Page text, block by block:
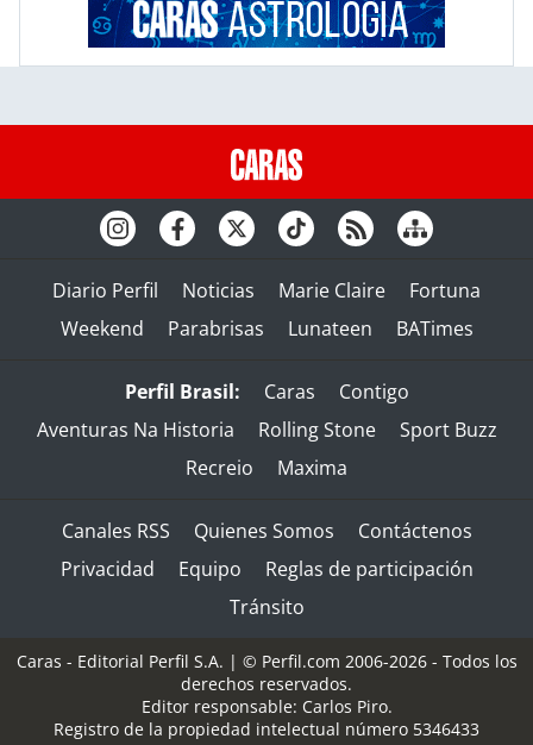
Diario Perfil Noticias Marie Claire
Fortuna
Weekend
Parabrisas Lunateen BATimes
Perfil Brasil: Caras
Contigo
Aventuras Na Historia
Rolling Stone
Sport Buzz
Recreio
Maxima
Canales RSS Quienes Somos
Contáctenos
Privacidad
Equipo
Reglas de participación
Tránsito
Caras - Editorial Perfil S.A. | © Perfil.com 2006-2026 - Todos los
derechos reservados.
Editor responsable: Carlos Piro.
Registro de la propiedad intelectual número 5346433